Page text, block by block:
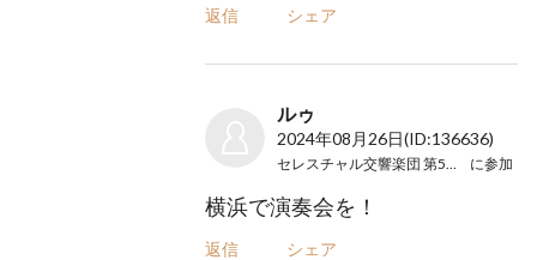
返信 シェア
ルゥ
2024年08月26日(ID:136636)
に参加
横浜で演奏会を！
返信 シェア